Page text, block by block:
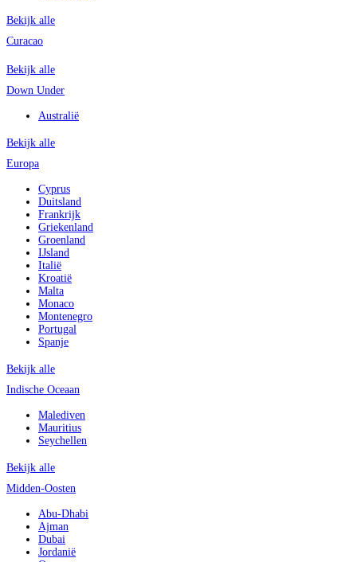
Bekijk alle
Curacao
Bekijk alle
Down Under
Australië
Bekijk alle
Europa
Cyprus
Duitsland
Frankrijk
Griekenland
Groenland
IJsland
Italië
Kroatië
Malta
Monaco
Montenegro
Portugal
Spanje
Bekijk alle
Indische Oceaan
Malediven
Mauritius
Seychellen
Bekijk alle
Midden-Oosten
Abu-Dhabi
Ajman
Dubai
Jordanië